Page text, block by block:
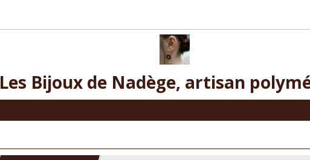
Les Bijoux de Nadège, artisan